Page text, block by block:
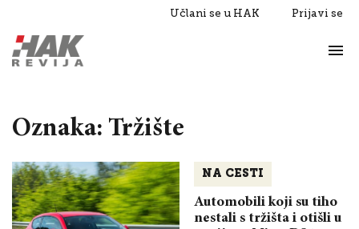
Učlani se u HAK Prijavi se
Razgovori
Oznaka: Tržište
NA CESTI
Automobili koji su tiho
nestali s tržišta i otišli u